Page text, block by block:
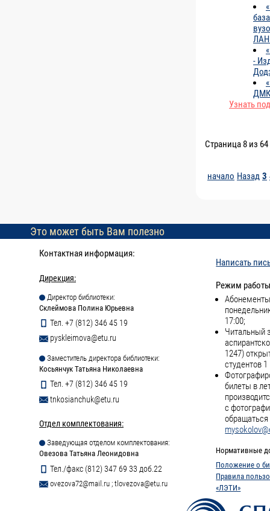
-
ДМК
Узнать
Страница 8 из 64
начало Назад 3
Это может быть Вам полезно
Контактная информация:
Дирекция:
Директор библиотеки:
Склеймова Полина Юрьевна
Тел. +7 (812) 346 45 19
pyskleimova@etu.ru
Заместитель директора библиотеки:
Косьянчук Татьяна Николаевна
Тел. +7 (812) 346 45 19
tnkosianchuk@etu.ru
Отдел комплектования:
Заведующая отделом комплектования:
Овезова Татьяна Леонидовна
Тел./факс (812) 347 69 33 доб.22
ovezova72@mail.ru ; tlovezova@etu.ru
Написать
Режим
17:00;
Читальный
1247)
студентов
билеты в
с
обращаться
Нормативные
Положение о
Правила
«ЛЭТИ»